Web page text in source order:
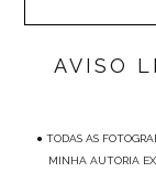
AVISO
● TODAS AS
MINHA AUTORIA